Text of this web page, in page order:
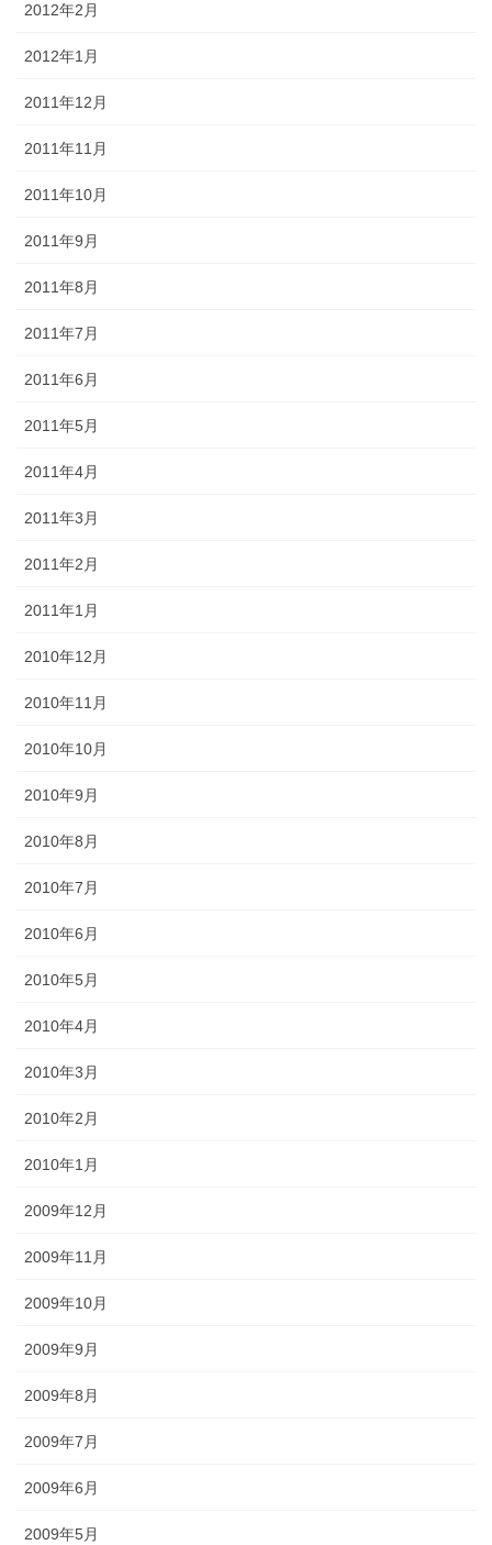
2012年2月
2012年1月
2011年12月
2011年11月
2011年10月
2011年9月
2011年8月
2011年7月
2011年6月
2011年5月
2011年4月
2011年3月
2011年2月
2011年1月
2010年12月
2010年11月
2010年10月
2010年9月
2010年8月
2010年7月
2010年6月
2010年5月
2010年4月
2010年3月
2010年2月
2010年1月
2009年12月
2009年11月
2009年10月
2009年9月
2009年8月
2009年7月
2009年6月
2009年5月